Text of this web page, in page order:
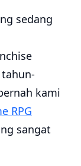
sedang
tahun-
kami
RPG
sangat